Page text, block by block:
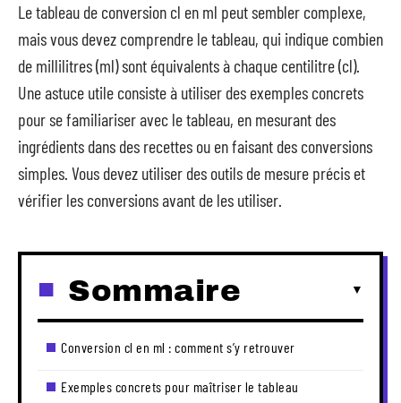
Le tableau de conversion cl en ml peut sembler complexe,
mais vous devez comprendre le tableau, qui indique combien
de millilitres (ml) sont équivalents à chaque centilitre (cl).
Une astuce utile consiste à utiliser des exemples concrets
pour se familiariser avec le tableau, en mesurant des
ingrédients dans des recettes ou en faisant des conversions
simples. Vous devez utiliser des outils de mesure précis et
vérifier les conversions avant de les utiliser.
Sommaire
Conversion cl en ml : comment s’y retrouver
Exemples concrets pour maîtriser le tableau